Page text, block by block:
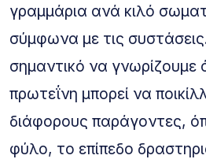
γραμμάρια ανά κιλό
σύμφωνα με τις
σημαντικό να γνωρίζουμε
πρωτεΐνη μπορεί να
διάφορους παράγοντες,
φύλο, το επίπεδο